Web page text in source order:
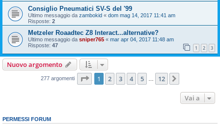
Consiglio Pneumatici SV-S del '99
Ultimo messaggio da zambokid « dom mag 14, 2017 11:41 am
Risposte: 2
Metzeler Roaadtec Z8 Interact...alternative?
Ultimo messaggio da sniper765 « mar apr 04, 2017 11:48 am
Risposte: 47 1 2 3
Nuovo argomento
277 argomenti Pagina di 12
1 2 3 4 5 12
Vai a
PERMESSI FORUM